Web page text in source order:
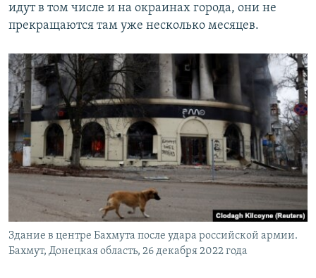
идут в том числе и на окраинах города, они не
прекращаются там уже несколько месяцев.
Здание в центре Бахмута после удара российской армии.
Бахмут, Донецкая область, 26 декабря 2022 года